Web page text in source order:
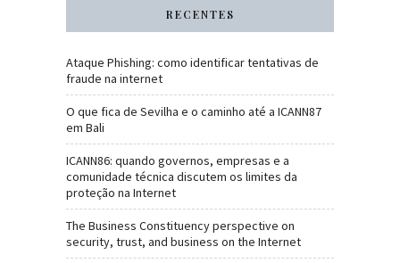
RECENTES
Ataque Phishing: como identificar tentativas de
fraude na internet
O que fica de Sevilha e o caminho até a ICANN87
em Bali
ICANN86: quando governos, empresas e a
comunidade técnica discutem os limites da
proteção na Internet
The Business Constituency perspective on
security, trust, and business on the Internet